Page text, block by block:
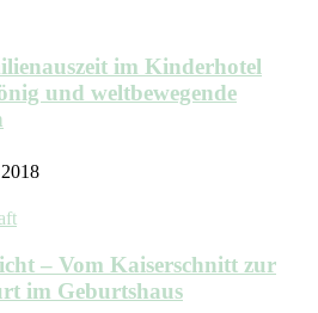
im Kinderhotel
und weltbewegende
– Vom Kaiserschnitt zur
im Geburtshaus